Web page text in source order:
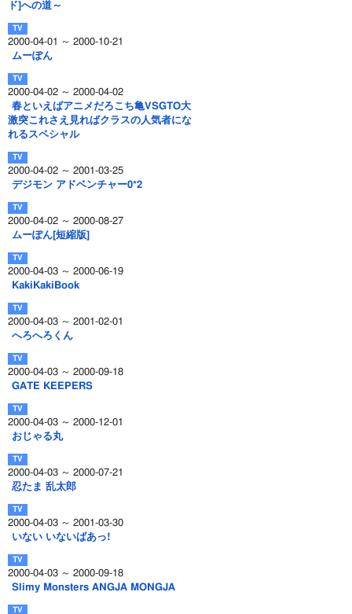
ド]への道～
2000-04-01 ～ 2000-10-21
ムーぽん
2000-04-02 ～ 2000-04-02
春といえばアニメだろこち亀VSGTO大
激突これさえ見ればクラスの人気者にな
れるスペシャル
2000-04-02 ～ 2001-03-25
デジモン アドベンチャー0*2
2000-04-02 ～ 2000-08-27
ムーぽん[短縮版]
2000-04-03 ～ 2000-06-19
KakiKakiBook
2000-04-03 ～ 2001-02-01
へろへろくん
2000-04-03 ～ 2000-09-18
GATE KEEPERS
2000-04-03 ～ 2000-12-01
おじゃる丸
2000-04-03 ～ 2000-07-21
忍たま 乱太郎
2000-04-03 ～ 2001-03-30
いない いないばあっ!
2000-04-03 ～ 2000-09-18
Slimy Monsters ANGJA MONGJA